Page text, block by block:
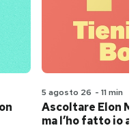
5 agosto 26 - 11 min
Ascoltare Elon
ma l’ho fatto io